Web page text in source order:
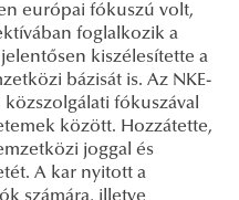
európai fókuszú volt,
foglalkozik a
kiszélesítette a
bázisát is. Az NKE-
fókuszával
között. Hozzátette,
joggal és
A kar nyitott a